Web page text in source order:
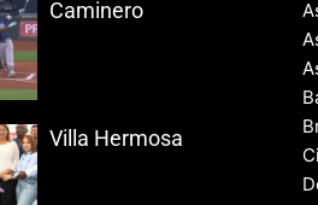
Caminero
Villa Hermosa